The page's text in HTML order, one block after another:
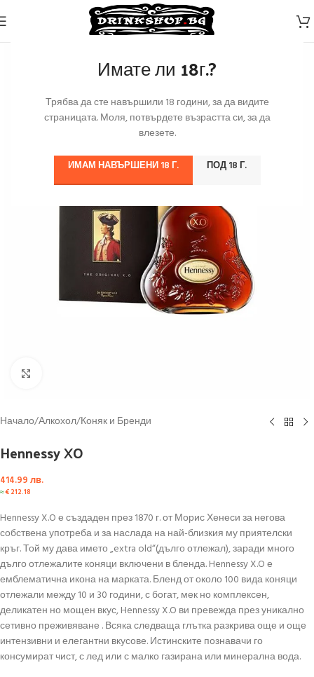
Имате ли 18г.?
Трябва да сте навършили 18 години, за да видите
страницата. Моля, потвърдете възрастта си, за да
влезете.
ИМАМ НАВЪРШЕНИ 18 Г. ПОД 18 Г.
Начало/Алкохол/Коняк и Бренди
Hennessy XO
414.99 лв.
≈€212.18
Hennessy X.O е създаден през 1870 г. от Морис Хенеси за негова
собствена употреба и за наслада на най-близкия му приятелски
кръг. Той му дава името „extra old“(дълго отлежал), заради много
дълго отлежалите коняци включени в бленда. Hennessy X.O е
емблематична икона на марката. Бленд от около 100 вида коняци
отлежали между 10 и 30 години, с богат, мек но комплексен,
деликатен но мощен вкус, Hennessy X.O ви превежда през уникално
сетивно преживяване . Всяка следваща глътка разкрива още и още
интензивни и елегантни вкусове. Истинските познавачи го
консумират чист, с лед или с малко газирана или минерална вода.